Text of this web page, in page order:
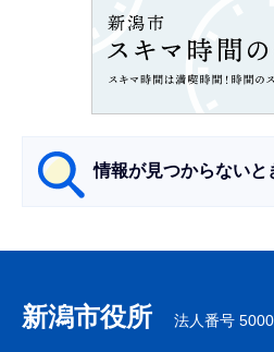
情報が見つからないと
ナ
ビ
新潟市役所 法人番号